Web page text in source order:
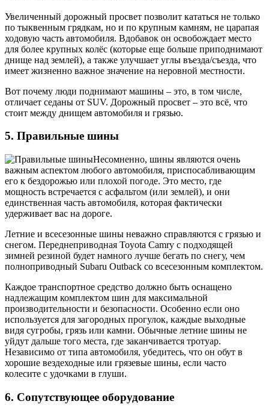
Увеличенный дорожный просвет позволит кататься не только
по тыквенным грядкам, но и по крупным камням, не царапая
ходовую часть автомобиля. Вдобавок он освобождает место
для более крупных колёс (которые еще больше приподнимают
днище над землей), а также улучшает углы въезда/съезда, что
имеет жизненно важное значение на неровной местности.
Вот почему люди поднимают машины – это, в том числе,
отличает седаны от SUV. Дорожный просвет – это всё, что
стоит между днищем автомобиля и грязью.
5. Правильные шины
Несомненно, шины являются очень
важным аспектом любого автомобиля, приспосабливающим
его к бездорожью или плохой погоде. Это место, где
мощность встречается с асфальтом (или землей), и они
единственная часть автомобиля, которая фактически
удерживает вас на дороге.
Летние и всесезонные шины неважно справляются с грязью и
снегом. Переднеприводная Toyota Camry с подходящей
зимней резиной будет намного лучше бегать по снегу, чем
полноприводный Subaru Outback со всесезонным комплектом.
Каждое транспортное средство должно быть оснащено
надлежащим комплектом шин для максимальной
производительности и безопасности. Особенно если оно
используется для загородных прогулок, каждые выходные
видя сугробы, грязь или камни. Обычные летние шины не
уйдут дальше того места, где заканчивается тротуар.
Независимо от типа автомобиля, убедитесь, что он обут в
хорошие вездеходные или грязевые шины, если часто
колесите с удочками в глуши.
6. Сопутствующее оборудование